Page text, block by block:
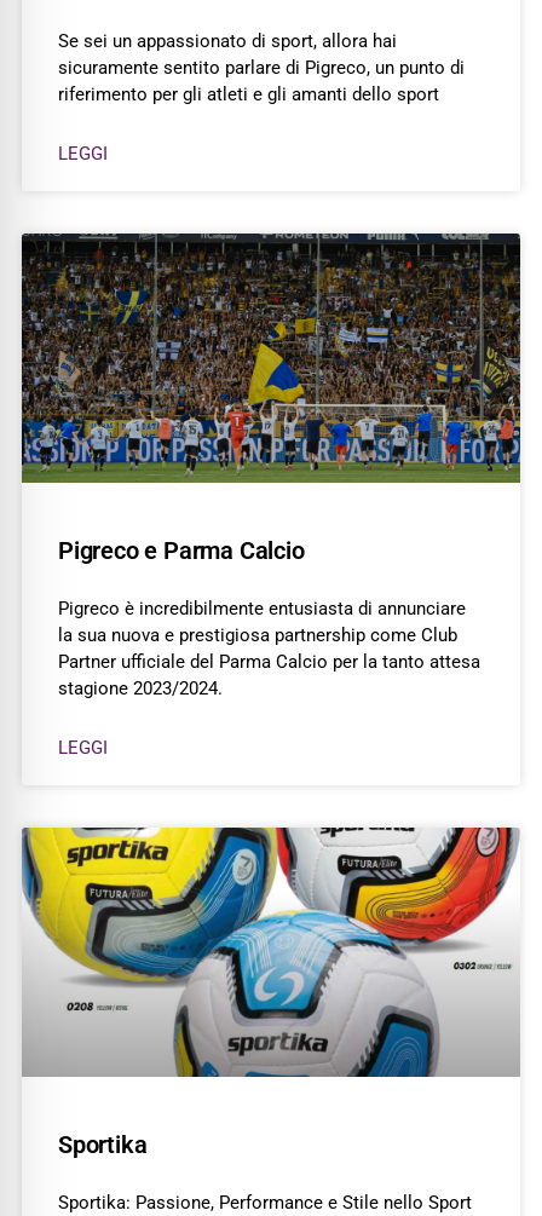
Se sei un appassionato di sport, allora hai
sicuramente sentito parlare di Pigreco, un punto di
riferimento per gli atleti e gli amanti dello sport
LEGGI
Pigreco e Parma Calcio
Pigreco è incredibilmente entusiasta di annunciare
la sua nuova e prestigiosa partnership come Club
Partner ufficiale del Parma Calcio per la tanto attesa
stagione 2023/2024.
LEGGI
Sportika
Sportika: Passione, Performance e Stile nello Sport